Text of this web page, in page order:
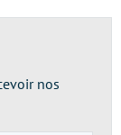
nos